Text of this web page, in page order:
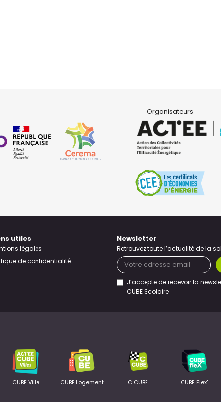
Organisateurs
utiles
légales
de confidentialité
Newsletter
Retrouvez toute l’actualité de la
J’accepte de recevoir la
CUBE Scolaire
CUBE Ville CUBE Logement C CUBE CUBE Flex'